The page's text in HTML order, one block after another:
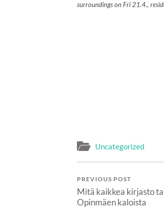
surroundings on Fri 21.4.,
Uncategorized
PREVIOUS POST
Mitä kaikkea kirjasto
Opinmäen kaloista